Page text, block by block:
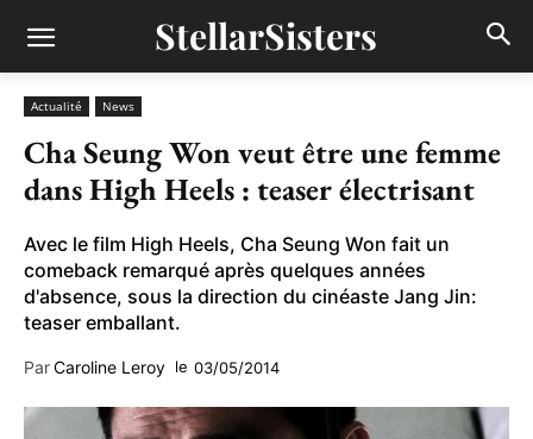
StellarSisters
Actualité News
Cha Seung Won veut être une femme
dans High Heels : teaser électrisant
Avec le film High Heels, Cha Seung Won fait un
comeback remarqué après quelques années
d'absence, sous la direction du cinéaste Jang Jin:
teaser emballant.
ParCaroline Leroy le 03/05/2014